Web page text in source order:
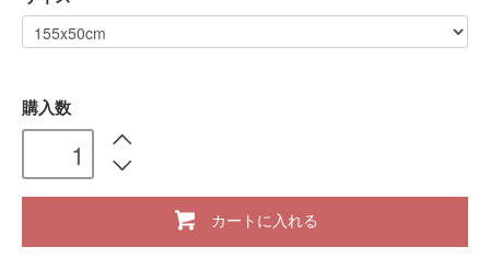
購入数
カートに入れる